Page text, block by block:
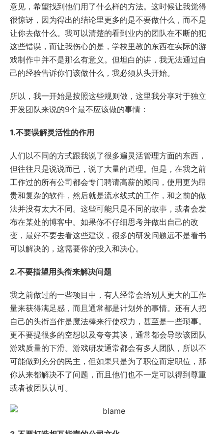
意见，希望找到他们用了什么样的方法。这时候让我觉得
很惊讶，因为得出的结论里更多的是不要做什么，而不是
让你去做什么。我可以清楚的看到业内的团队在不断的犯
这些错误，而让我伤心的是，学校里教的东西在实际的游
戏制作中并不是那么有意义。但坦白的讲，我无法通过自
己的经验告诉你们该做什么，我必须从头开始。
所以，我一开始是按照这些规则做，这里我分享对于独立
开发团队来说的9个最不应该做的事情：
1.不要误解灵活性的作用
人们以不同的方式跟我说了很多遍灵活管理方面的东西，
但往往只是说说而已，说了大量的道理。但是，在我之前
工作过的所有公司都会专门聘请高薪的顾问，使用更为昂
贵和复杂的软件，然后就是流水线式的工作，和之前的做
法并没有太大不同。这些可能只是不同的故事，或者会发
布在某处的博客中。如果你不仔细思考并做出自己的改
变，最好不要去看这些建议，很多的研发问题远不是看书
可以解决的，这需要你的投入和决心。
2.不要指望用头衔来解决问题
我之前做过的一些项目中，有人经常会给别人更大的工作
量来获得满足感，而且通常都是计划外的事情。还有人把
自己的头衔当作是魔法棒来行使权力，甚至是一些琐事。
更不要提很多的空想以及夸夸其谈，通常都会导致该团队
游戏质量的下滑。游戏研发通常都会有多人团队，所以不
可能做到充分的民主，但如果只是为了职位而定职位，那
你从来都解决不了问题，而且他们也不一定可以得到尊重
或者被团队认可。